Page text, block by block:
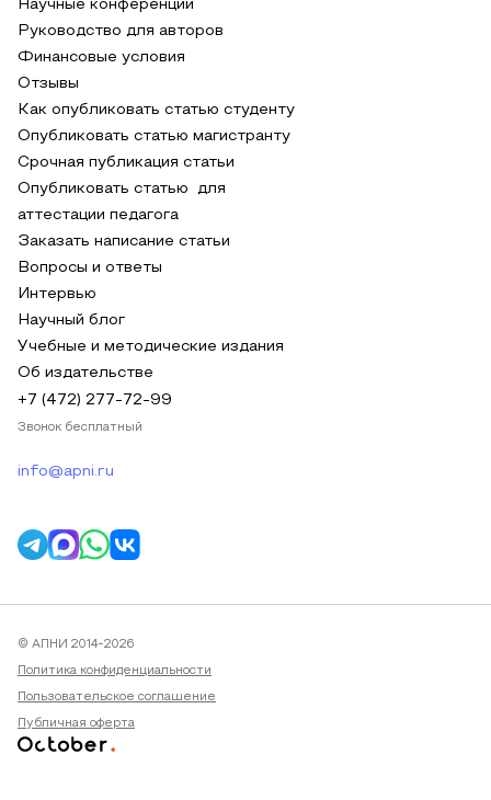
Научные конференции
Руководство для авторов
Финансовые условия
Отзывы
Как опубликовать статью студенту
Опубликовать статью магистранту
Срочная публикация статьи
Опубликовать статью для
аттестации педагога
Заказать написание статьи
Вопросы и ответы
Интервью
Научный блог
Учебные и методические издания
Об издательстве
+7 (472) 277-72-99
Звонок бесплатный
info@apni.ru
© АПНИ 2014-2026
Политика конфиденциальности
Пользовательское соглашение
Публичная оферта